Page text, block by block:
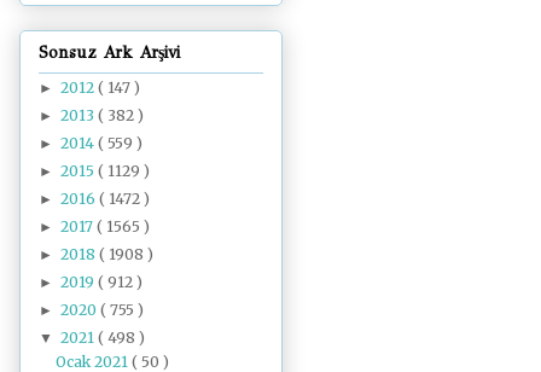
Sonsuz Ark Arşivi
► 2012 ( 147 )
► 2013 ( 382 )
► 2014 ( 559 )
► 2015 ( 1129 )
► 2016 ( 1472 )
► 2017 ( 1565 )
► 2018 ( 1908 )
► 2019 ( 912 )
► 2020 ( 755 )
▼ 2021 ( 498 )
Ocak 2021( 50 )